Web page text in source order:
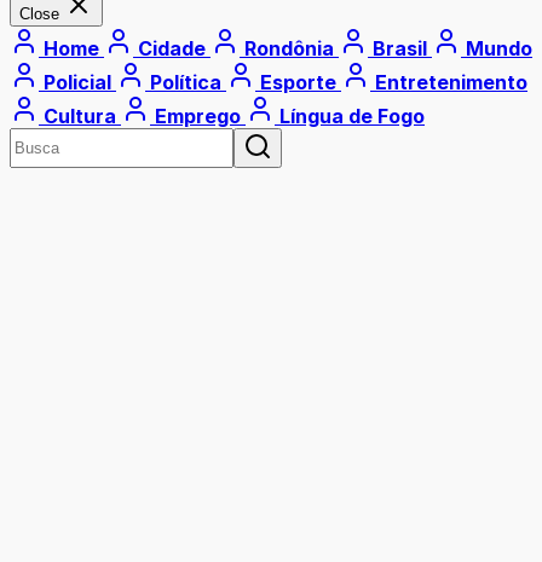
Close
Home Cidade Rondônia Brasil
Mundo
Policial
Política Esporte
Entretenimento
Cultura
Emprego Língua de Fogo